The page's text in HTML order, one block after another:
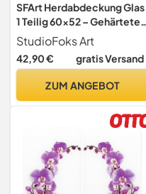
SFArt Herdabdeckung Glas
1 Teilig 60x52 – Gehärtetes
Glas Schneidebrett &
Ceranfeld Abdeckplatte –
Hygienisch & Rutschfest –
Obsidian
StudioFoks Art
42,90 € gratis Versand
ZUM ANGEBOT